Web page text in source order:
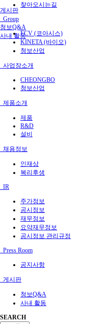
게시판
청보Q&A
사내 활동
찾아오시는길
Group
ECV (코아시스)
KINETA (바이오)
청보산업
사업장소개
CHEONGBO
청보산업
제품소개
제품
R&D
설비
채용정보
인재상
복리후생
IR
주가정보
공시정보
재무정보
요약재무정보
공시정보 관리규정
Press Room
공지사항
게시판
청보Q&A
사내 활동
SEARCH